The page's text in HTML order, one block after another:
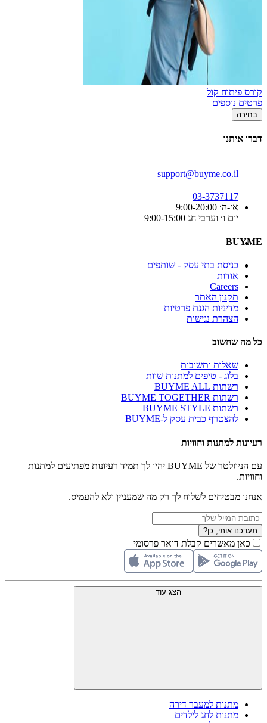
קורס פיתוח קול
פרטים נוספים
בחירה
דברו איתנו
support@buyme.co.il
03-3737117
א׳-ה׳ 9:00-20:00
יום ו׳ וערבי חג 9:00-15:00
BUYME
כניסת בתי עסק - שותפים
אודות
Careers
תקנון האתר
מדיניות הגנת פרטיות
הצהרת נגישות
כל מה שחשוב
שאלות ותשובות
בלוג - טיפים למתנות שוות
רשתות BUYME ALL
רשתות BUYME TOGETHER
רשתות BUYME STYLE
להצטרף כבית עסק ל-BUYME
רעיונות למתנות וחוויות
עם הניוזלטר של BUYME יהיו לך תמיד רעיונות מפתיעים למתנות
וחוויות.
אנחנו מבטיחים לשלוח לך רק מה שמעניין ולא להעמיס.
תעדכנו אותי, כן?
כאן מאשרים קבלת דואר פרסומי
הצג עוד
מתנות למעבר דירה
מתנות לחג לילדים